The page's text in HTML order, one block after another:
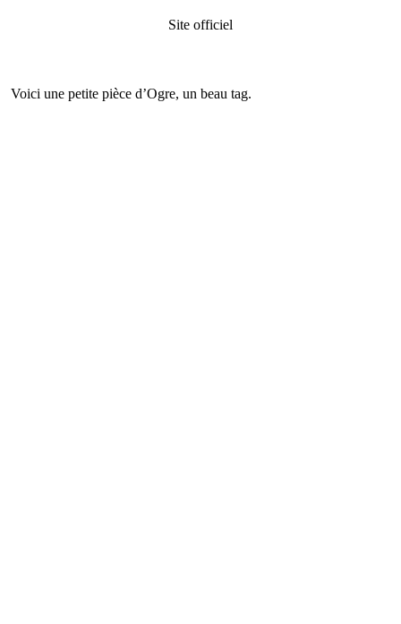
Site officiel
Voici une petite pièce d’Ogre, un beau tag.